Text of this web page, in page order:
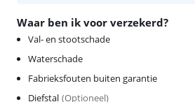
Waar ben ik voor verzekerd?
Val- en stootschade
Waterschade
Fabrieksfouten buiten garantie
Diefstal (Optioneel)